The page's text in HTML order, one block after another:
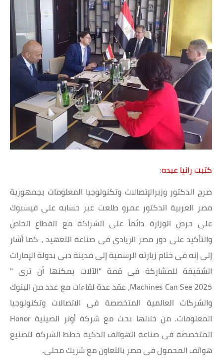
كتبت رانيا عبده:
صرح الدكتور وزيرالإتصالات وتكنولوجيا المعلومات بجمهورية
مصر العربية الدكتور عمرو طلعت عبر حسابه على فيسبوك
على حرص الوزارة دائماً على الشراكة مع القطاع الخاص
والتأكيد على دور مصر الريادى فى صناعة التعهيد ، كما أشار
إلى إنه فى ختام زيارته الرسمية إلى مدينة دبى بدولة الإمارات
الشقيقة للمشاركة فى قمة "الآلات يمكنها أن ترى "
Machines Can See 2025، عقد عدة لقاءات مع عدد من البنوك
والشركات العالمية المتخصصة فى الاتصالات وتكنولوجيا
المعلومات. من خلالها بحث مع شركة أونر الصينية Honor
المتخصصة فى صناعة الهواتف الذكية خطط الشركة لتصنيع
هواتف المحمول فى مصر بالتعاون مع شريك محلى.